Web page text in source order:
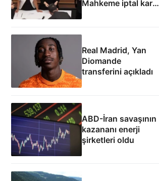
Mahkeme iptal kararı
Real Madrid, Yan
Diomande
transferini açıkladı
ABD-İran savaşının
kazananı enerji
şirketleri oldu